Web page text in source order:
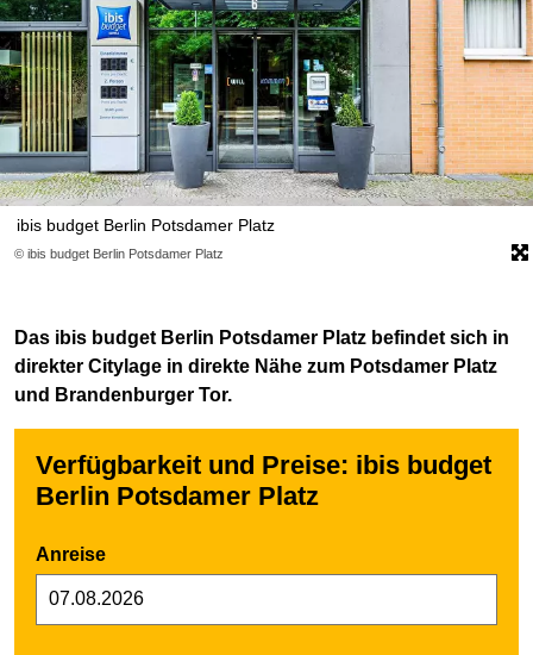
© ibis budget Berlin Potsdamer Platz
ibis budget Berlin Potsdamer Platz
Das ibis budget Berlin Potsdamer Platz befindet sich in
direkter Citylage in direkte Nähe zum Potsdamer Platz
und Brandenburger Tor.
Verfügbarkeit und Preise: ibis budget
Berlin Potsdamer Platz
Anreise